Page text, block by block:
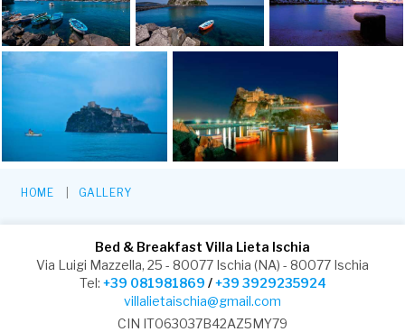
HOME GALLERY
Bed & Breakfast Villa Lieta Ischia
Via Luigi Mazzella, 25 - 80077 Ischia (NA) - 80077 Ischia
Tel: +39 081981869 /+39 3929235924
villalietaischia@gmail.com
CIN IT063037B42AZ5MY79